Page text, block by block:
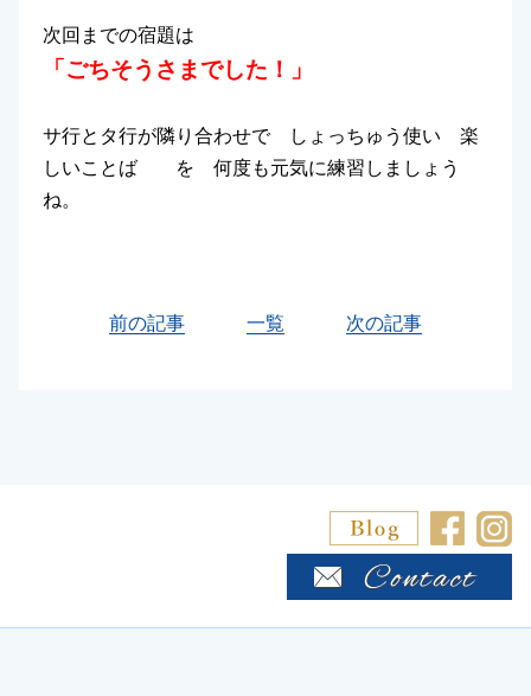
次回までの宿題は
「ごちそうさまでした！」
サ行とタ行が隣り合わせで しょっちゅう使い 楽
しいことば を 何度も元気に練習しましょう
ね。
前の記事 一覧 次の記事